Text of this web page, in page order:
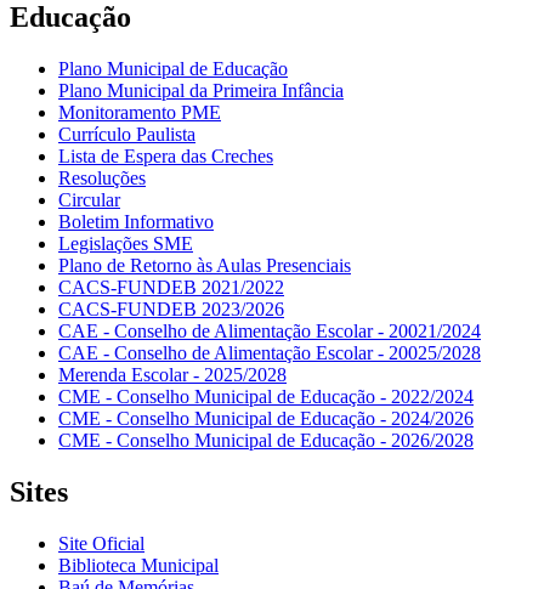
Educação
Plano Municipal de Educação
Plano Municipal da Primeira Infância
Monitoramento PME
Currículo Paulista
Lista de Espera das Creches
Resoluções
Circular
Boletim Informativo
Legislações SME
Plano de Retorno às Aulas Presenciais
CACS-FUNDEB 2021/2022
CACS-FUNDEB 2023/2026
CAE - Conselho de Alimentação Escolar - 20021/2024
CAE - Conselho de Alimentação Escolar - 20025/2028
Merenda Escolar - 2025/2028
CME - Conselho Municipal de Educação - 2022/2024
CME - Conselho Municipal de Educação - 2024/2026
CME - Conselho Municipal de Educação - 2026/2028
Sites
Site Oficial
Biblioteca Municipal